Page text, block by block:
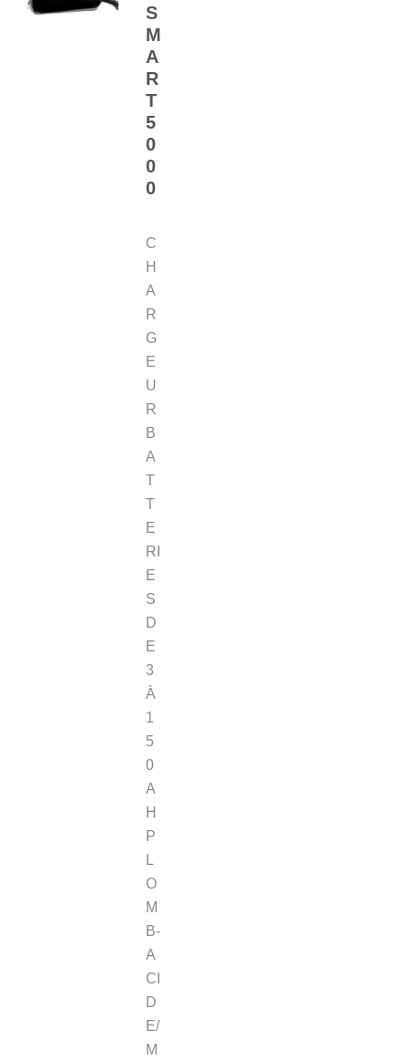
S
M
A
R
T
5
0
0
0
C
H
A
R
G
E
U
R
B
A
T
T
E
RI
E
S
D
E
3
À
1
5
0
A
H
P
L
O
M
B-
A
CI
D
E/
M